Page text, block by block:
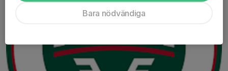
Bara nödvändiga